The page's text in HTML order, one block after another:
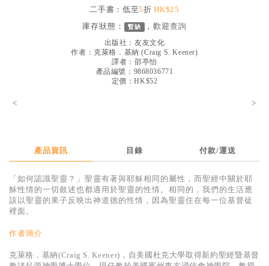
見證／傳記
文藝／勵志
童書
暢銷榜
中文二手書
英文二手書
二手書：低至5折HK$25
庫存狀態： 暫缺 ，歡迎查詢
出版社： 友友文化
作者： 克萊格．基納 (Craig S. Keener)
譯者： 邵亭怡
產品編號：9868036771
定價：HK$52
< >
產品資訊 目錄 付款/運送
「如何認識聖靈？」聖靈有著與耶穌相同的屬性，而聖經中關於耶
穌性情的一切敘述也都適用於聖靈的性情。相同的，我們的生活應
該以聖靈的果子反映出神道德的性情，因為聖靈住在每一位基督徒
裡面。
作者簡介
克萊格．基納(Craig S. Keener)，自美國杜克大學取得新約聖經暨基督